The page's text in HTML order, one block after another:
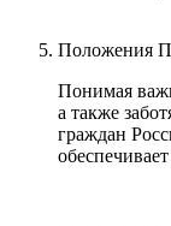
Положения
Понимая
а также
граждан